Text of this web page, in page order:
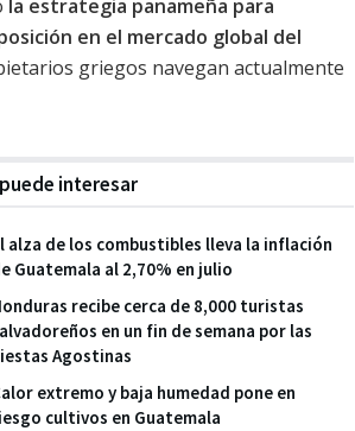
la estrategia panameña para
en el mercado global del
griegos navegan actualmente
interesar
alza de los combustibles lleva la inflación
Guatemala al 2,70% en julio
recibe cerca de 8,000 turistas
en un fin de semana por las
Agostinas
extremo y baja humedad pone en
cultivos en Guatemala